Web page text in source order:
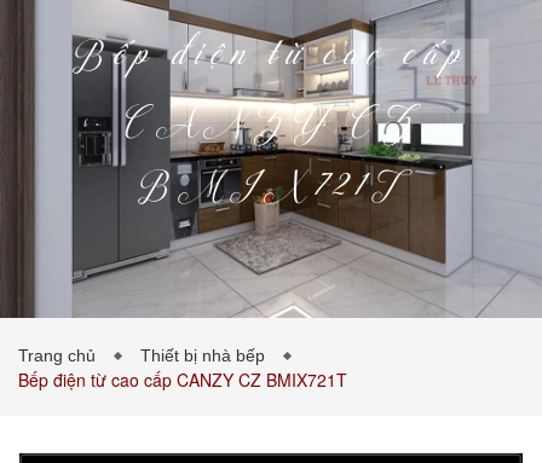
TỦ BẾP THIẾT BỊ NHÀ BẾP
PHÒNG KHÁCH PHÒNG NGỦ TIN TỨC
Bếp điện từ cao cấp
CANZY CZ
BMIX721T
Trang chủ Thiết bị nhà bếp
Bếp điện từ cao cấp CANZY CZ BMIX721T